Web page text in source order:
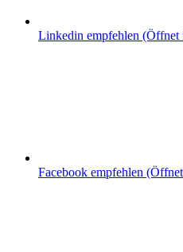
Linkedin empfehlen (Öffnet
Facebook empfehlen